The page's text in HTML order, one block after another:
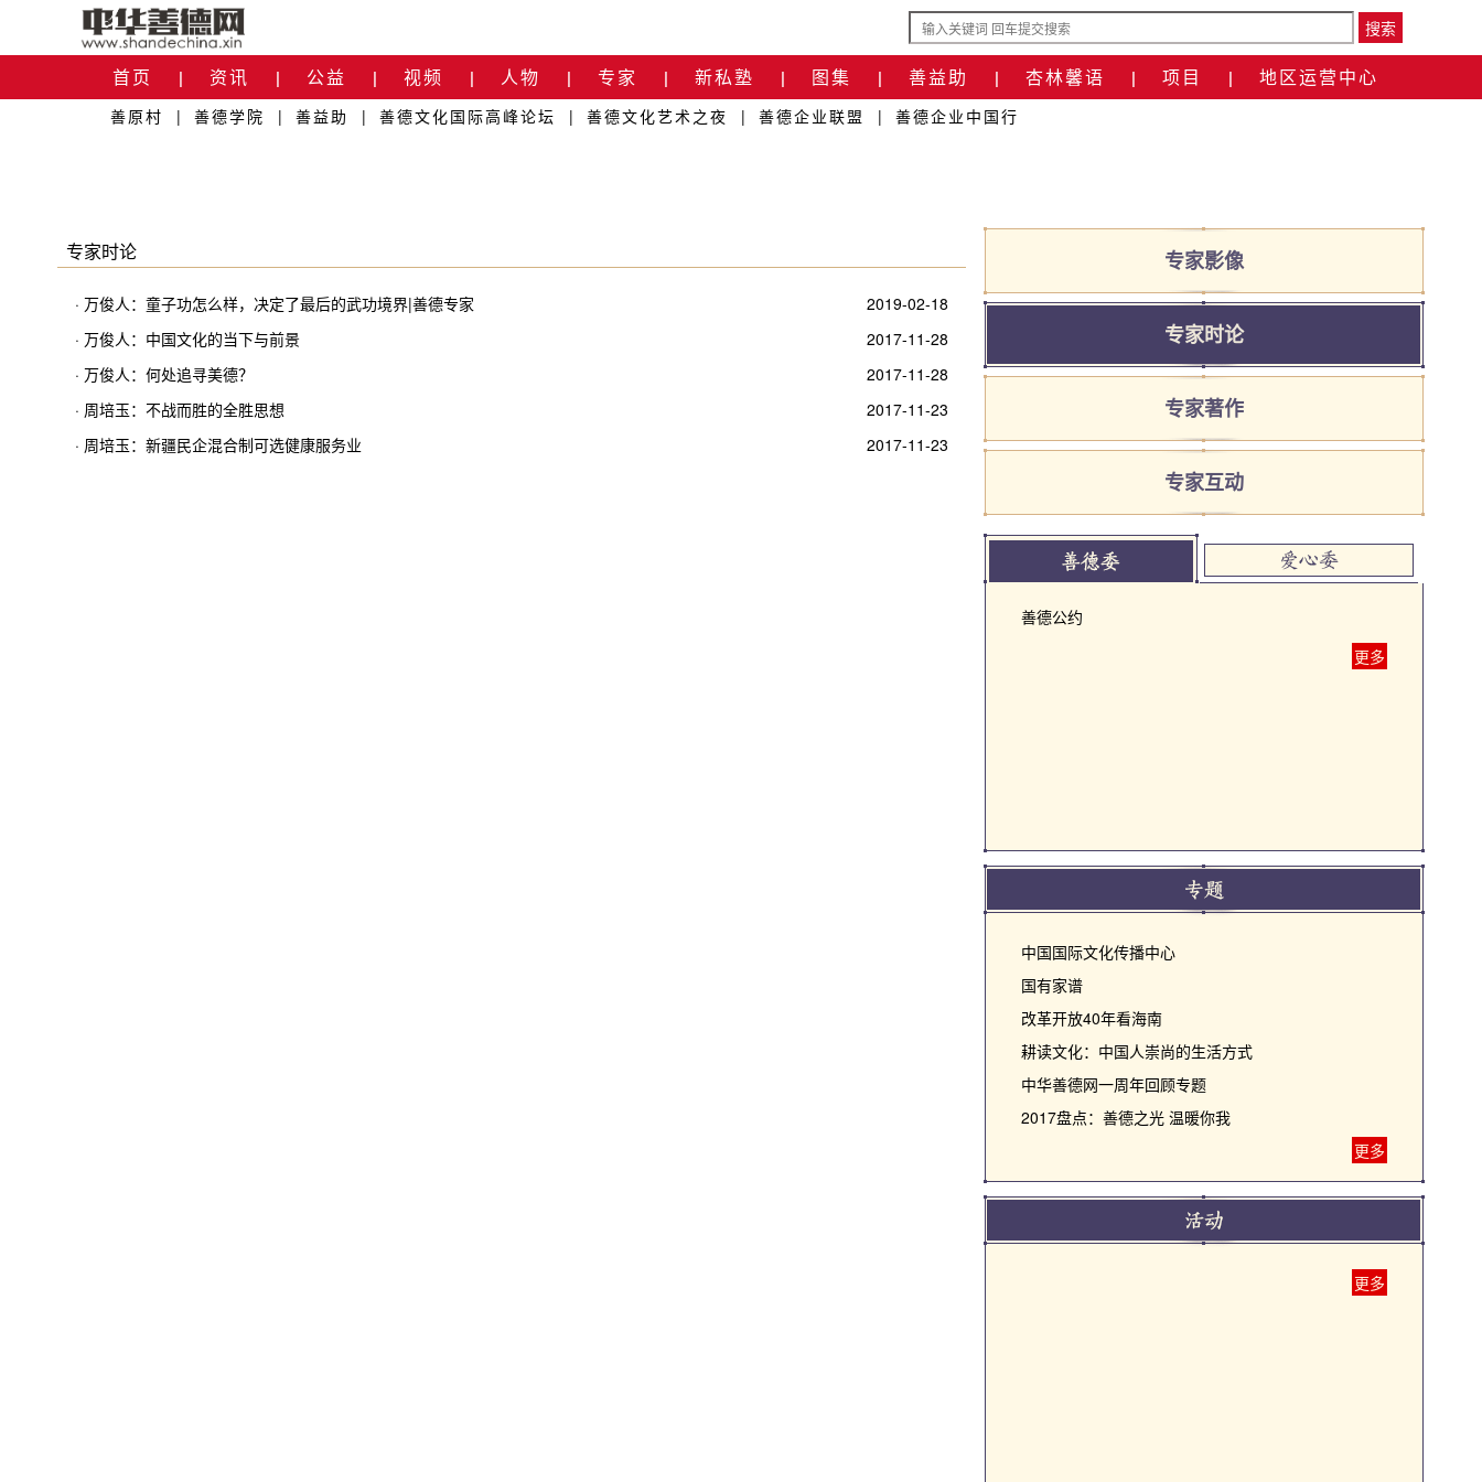
搜索
首页 | 资讯 | 公益 | 视频 | 人物 | 专家 | 新私塾 | 图集 | 善益助 | 杏林馨语 | 项目 | 地区运营中心
关于我们
善原村 | 善德学院 | 善益助 | 善德文化国际高峰论坛 | 善德文化艺术之夜 | 善德企业联盟 | 善德企业中国行
专家时论
2019-02-18
· 万俊人：童子功怎么样，决定了最后的武功境界|善德专家
2017-11-28
· 万俊人：中国文化的当下与前景
2017-11-28
· 万俊人：何处追寻美德？
2017-11-23
· 周培玉：不战而胜的全胜思想
2017-11-23
· 周培玉：新疆民企混合制可选健康服务业
专家影像
专家时论
专家著作
专家互动
善德公约
更多
中国国际文化传播中心
国有家谱
改革开放40年看海南
耕读文化：中国人崇尚的生活方式
中华善德网一周年回顾专题
2017盘点：善德之光 温暖你我
更多
更多